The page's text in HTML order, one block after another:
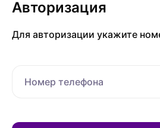
Авторизация
Для авторизации укажите
Номер телефона
Авторизация
Для авторизации укажите
Номер телефона
Введите Ваш телефон*